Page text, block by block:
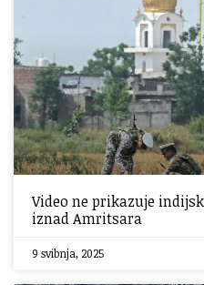
Video ne prikazuje
iznad Amritsara
9 svibnja, 2025